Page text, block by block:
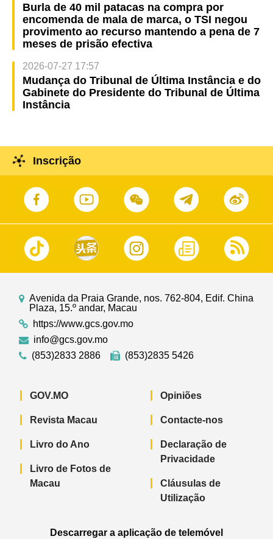
Burla de 40 mil patacas na compra por
encomenda de mala de marca, o TSI negou
provimento ao recurso mantendo a pena de 7
meses de prisão efectiva
2026-07-27 17:57
Mudança do Tribunal de Última Instância e do
Gabinete do Presidente do Tribunal de Última
Instância
Inscrição
Avenida da Praia Grande, nos. 762-804, Edif. China
Plaza, 15.º andar, Macau
https://www.gcs.gov.mo
info@gcs.gov.mo
(853)2833 2886
(853)2835 5426
GOV.MO
Revista Macau
Livro do Ano
Livro de Fotos de
Macau
Opiniões
Contacte-nos
Declaração de
Privacidade
Cláusulas de
Utilização
Descarregar a aplicação de telemóvel